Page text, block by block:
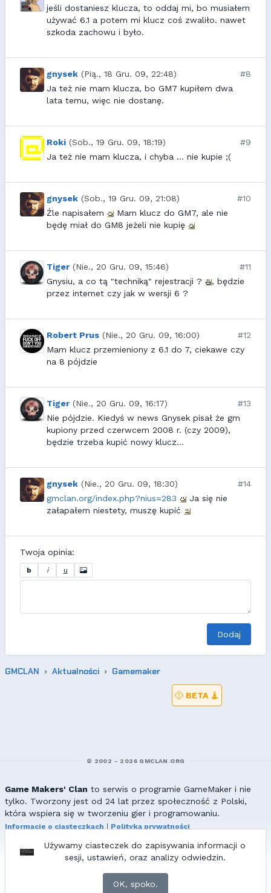
jeśli dostaniesz klucza, to oddaj mi, bo musiałem
używać 6.1 a potem mi klucz coś zwaliło. nawet
szkoda zachowu i było.
gnysek (Pią., 18 Gru. 09, 22:48)
#8
Ja też nie mam klucza, bo GM7 kupiłem dwa
lata temu, więc nie dostanę.
Roki (Sob., 19 Gru. 09, 18:19)
#9
Ja też nie mam klucza, i chyba ... nie kupie ;(
gnysek (Sob., 19 Gru. 09, 21:08)
#10
Źle napisałem
Mam klucz do GM7, ale nie
będę miał do GM8 jeżeli nie kupię
Tiger (Nie., 20 Gru. 09, 15:46)
#11
Gnysiu, a co tą "techniką" rejestracji ?
, będzie
przez internet czy jak w wersji 6 ?
Robert Prus (Nie., 20 Gru. 09, 16:00)
#12
Mam klucz przemieniony z 6.1 do 7, ciekawe czy
na 8 pójdzie
Tiger (Nie., 20 Gru. 09, 16:17)
#13
Nie pójdzie. Kiedyś w news Gnysek pisał że gm
kupiony przed czerwcem 2008 r. (czy 2009),
będzie trzeba kupić nowy klucz...
gnysek (Nie., 20 Gru. 09, 18:30)
#14
gmclan.org/index.php?nius=283
Ja się nie
załapałem niestety, muszę kupić
Twoja opinia:
b i u
Dodaj
GMCLAN Aktualności Gamemaker
Używamy ciasteczek do zapisywania informacji o
sesji, ustawień, oraz analizy odwiedzin.
OK, spoko.
BETA
© 2002 - 2026 GMCLAN.ORG
Game Makers' Clan to serwis o programie GameMaker i nie
tylko. Tworzony jest od 24 lat przez społeczność z Polski,
która wspiera się w tworzeniu gier i programowaniu.
Informacje o ciasteczkach
Polityka prywatności
Wszelkie prawa zastrzeżone. Kopiowanie materiałów bez zgody
redakcji zabronione!